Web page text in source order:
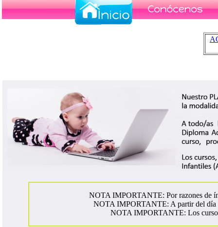
NOTA IMPORTANTE: Por razones de
NOTA IMPORTANTE: A partir del día
NOTA IMPORTANTE: Los